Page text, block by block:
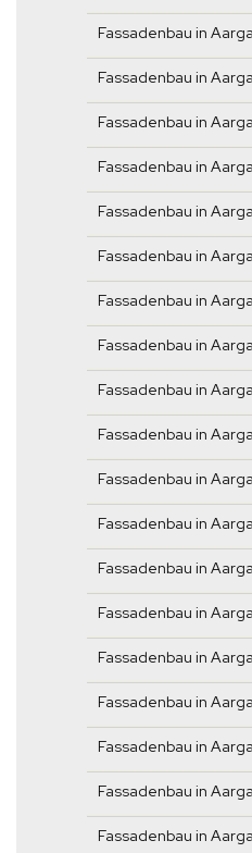
Fassadenbau in
Fassadenbau in
Fassadenbau in
Fassadenbau in
Fassadenbau in
Fassadenbau in
Fassadenbau in
Fassadenbau in
Fassadenbau in
Fassadenbau in
Fassadenbau in
Fassadenbau in
Fassadenbau in
Fassadenbau in
Fassadenbau in
Fassadenbau in
Fassadenbau in
Fassadenbau in
Fassadenbau in